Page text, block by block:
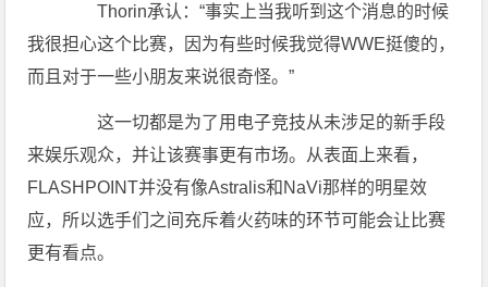
Thorin承认：“事实上当我听到这个消息的时候
我很担心这个比赛，因为有些时候我觉得WWE挺傻的，
而且对于一些小朋友来说很奇怪。”
这一切都是为了用电子竞技从未涉足的新手段
来娱乐观众，并让该赛事更有市场。从表面上来看，
FLASHPOINT并没有像Astralis和NaVi那样的明星效
应，所以选手们之间充斥着火药味的环节可能会让比赛
更有看点。